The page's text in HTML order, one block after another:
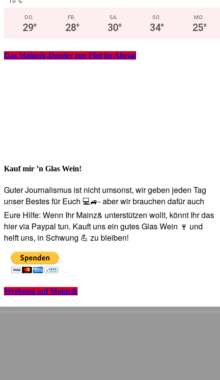
DO.
29°
FR.
28°
SA.
30°
SO.
34°
MO.
25°
Das Mainz&-Dossier zur Flut im Ahrtal
Kauf mir ’n Glas Wein!
Guter Journalismus ist nicht umsonst, wir geben jeden Tag
unser Bestes für Euch 💻🚙- aber wir brauchen dafür auch
Eure Hilfe: Wenn Ihr Mainz& unterstützen wollt, könnt Ihr das
hier via Paypal tun. Kauft uns ein gutes Glas Wein 🍷 und
helft uns, in Schwung 💪 zu bleiben!
Werbung auf Mainz&